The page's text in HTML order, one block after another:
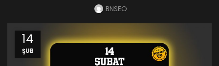
BNSEO
14
ŞUB